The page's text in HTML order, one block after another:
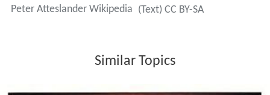
Peter Atteslander Wikipedia (Text) CC BY-SA
Similar Topics